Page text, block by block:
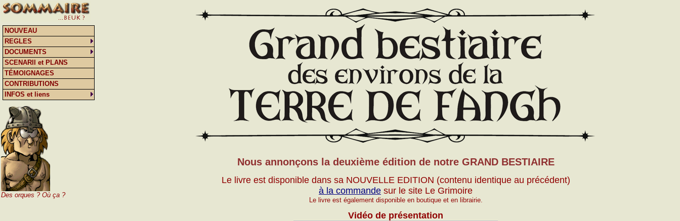
Des orques ? Où ça ?
Nous annonçons la deuxième édition de notre GRAND BESTIAIRE
Le livre est disponible dans sa NOUVELLE EDITION (contenu identique au précédent)
à la commande sur le site Le Grimoire
Le livre est également disponible en boutique et en librairie.
Vidéo de présentation
NOUVEAU
REGLES
DOCUMENTS
SCENARII et PLANS
TÉMOIGNAGES
CONTRIBUTIONS
INFOS et liens